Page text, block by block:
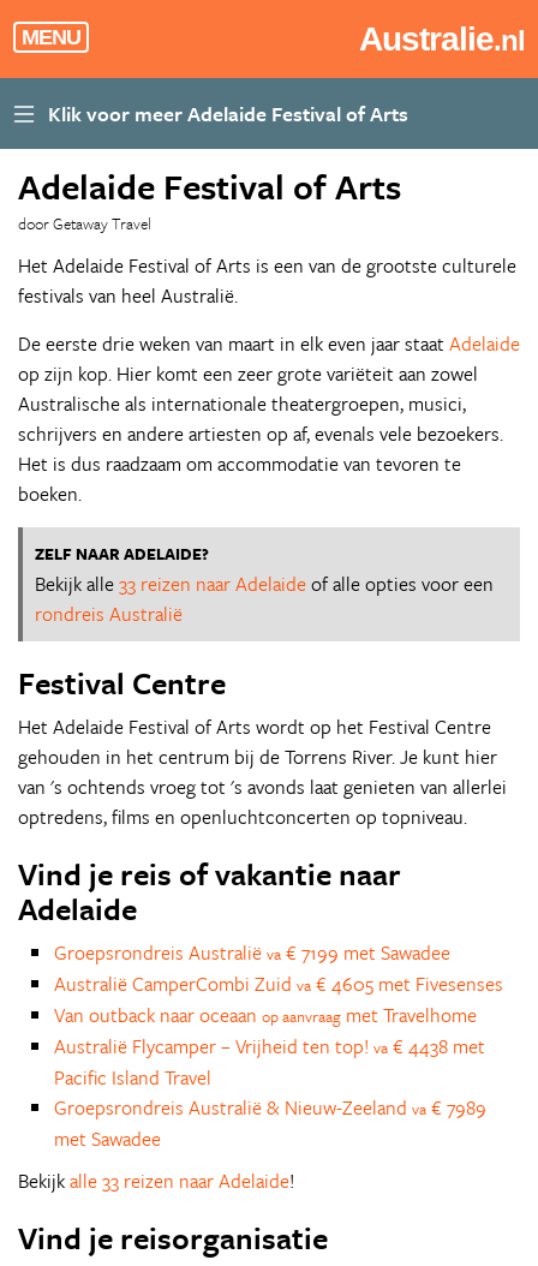
MENU Australie.nl
Adelaide Festival of Arts
door Getaway Travel
Het Adelaide Festival of Arts is een van de grootste culturele
festivals van heel Australië.
De eerste drie weken van maart in elk even jaar staat Adelaide
op zijn kop. Hier komt een zeer grote variëteit aan zowel
Australische als internationale theatergroepen, musici,
schrijvers en andere artiesten op af, evenals vele bezoekers.
Het is dus raadzaam om accommodatie van tevoren te
boeken.
ZELF NAAR ADELAIDE?
Bekijk alle33 reizen naar Adelaideof alle opties voor een
rondreis Australië
Festival Centre
Het Adelaide Festival of Arts wordt op het Festival Centre
gehouden in het centrum bij de Torrens River. Je kunt hier
van 's ochtends vroeg tot 's avonds laat genieten van allerlei
optredens, films en openluchtconcerten op topniveau.
Vind je reis of vakantie naar
Adelaide
Groepsrondreis Australië va € 7199 met Sawadee
Australië CamperCombi Zuid va € 4605 met Fivesenses
Van outback naar oceaan op aanvraag met Travelhome
Australië Flycamper – Vrijheid ten top! va € 4438 met
Pacific Island Travel
Groepsrondreis Australië & Nieuw-Zeeland va € 7989
met Sawadee
Bekijkalle 33 reizen naar Adelaide!
Vind je reisorganisatie